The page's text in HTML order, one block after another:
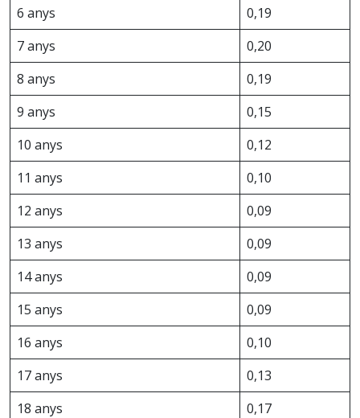
6 anys
0,19
7 anys
0,20
8 anys
0,19
9 anys
0,15
10 anys
0,12
11 anys
0,10
12 anys
0,09
13 anys
0,09
14 anys
0,09
15 anys
0,09
16 anys
0,10
17 anys
0,13
18 anys
0,17